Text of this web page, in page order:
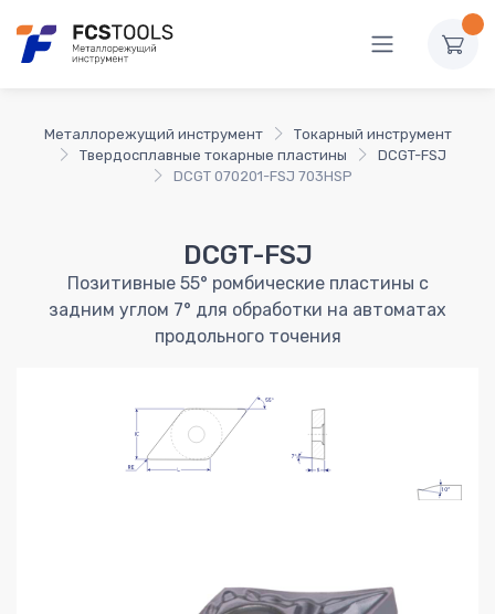
Металлорежущий инструмент
Токарный инструмент
Твердосплавные токарные пластины
DCGT-FSJ
DCGT 070201-FSJ 703HSP
DCGT-FSJ
Позитивные 55° ромбические пластины с
задним углом 7° для обработки на автоматах
продольного точения